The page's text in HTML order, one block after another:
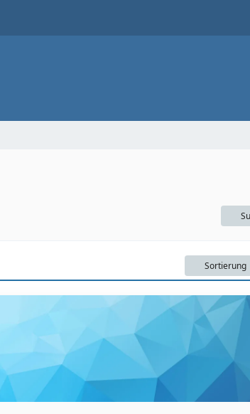
Sortierung